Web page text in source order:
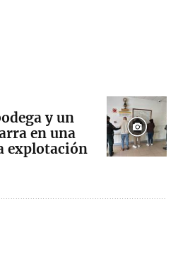
y un
en una
explotación